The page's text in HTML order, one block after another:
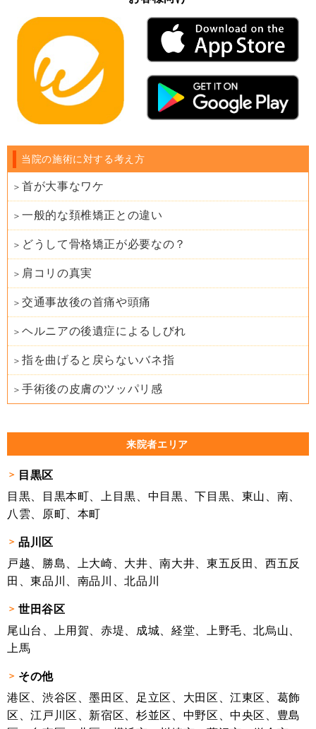
当院の施術に対する考え方
首が大事なワケ
一般的な頚椎矯正との違い
どうして骨格矯正が必要なの？
肩コリの真実
交通事故後の首痛や頭痛
ヘルニアの後遺症によるしびれ
指を曲げると戻らないバネ指
手術後の皮膚のツッパリ感
来院者エリア
目黒区
目黒、目黒本町、上目黒、中目黒、下目黒、東山、南、
八雲、原町、本町
品川区
戸越、勝島、上大崎、大井、南大井、東五反田、西五反
田、東品川、南品川、北品川
世田谷区
尾山台、上用賀、赤堤、成城、経堂、上野毛、北烏山、
上馬
その他
港区、渋谷区、墨田区、足立区、大田区、江東区、葛飾
区、江戸川区、新宿区、杉並区、中野区、中央区、豊島